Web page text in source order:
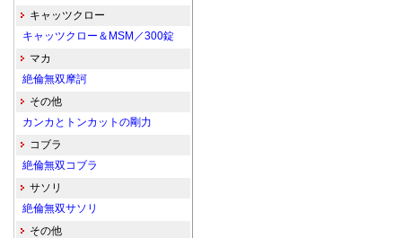
キャッツクロー
キャッツクロー＆MSM／300錠
マカ
絶倫無双摩訶
その他
カンカとトンカットの剛力
コブラ
絶倫無双コブラ
サソリ
絶倫無双サソリ
その他